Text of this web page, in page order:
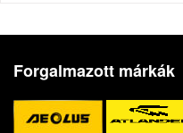
Forgalmazott márkák